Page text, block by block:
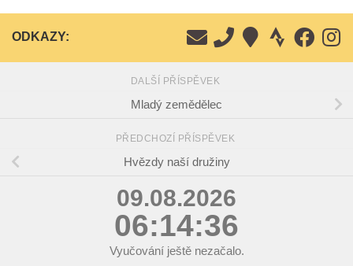
ODKAZY:
DALŠÍ PŘÍSPĚVEK
Mladý zemědělec
PŘEDCHOZÍ PŘÍSPĚVEK
Hvězdy naší družiny
09.08.2026
06:14:36
Vyučování ještě nezačalo.